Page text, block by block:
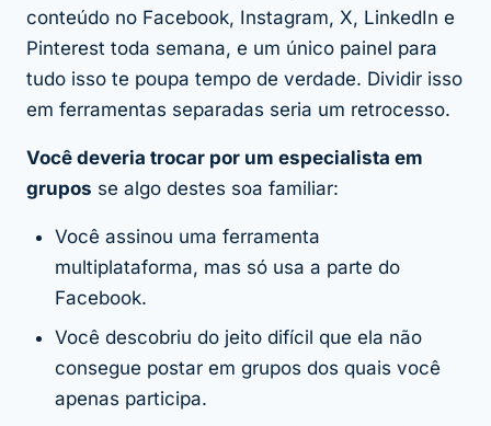
conteúdo no Facebook, Instagram, X, LinkedIn e
Pinterest toda semana, e um único painel para
tudo isso te poupa tempo de verdade. Dividir isso
em ferramentas separadas seria um retrocesso.
Você deveria trocar por um especialista em
grupos se algo destes soa familiar:
Você assinou uma ferramenta
multiplataforma, mas só usa a parte do
Facebook.
Você descobriu do jeito difícil que ela não
consegue postar em grupos dos quais você
apenas participa.